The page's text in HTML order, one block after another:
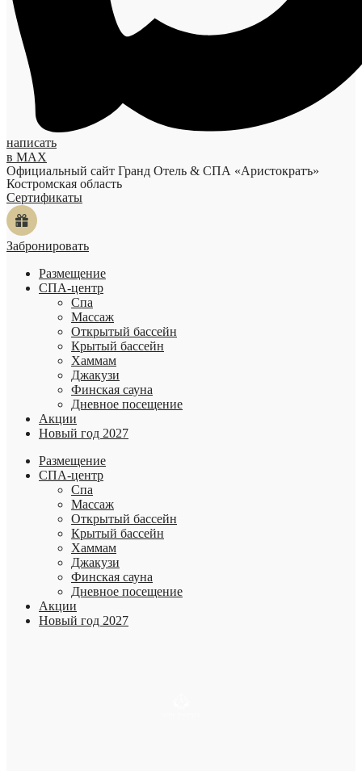
написать
в MAX
Официальный сайт Гранд Отель & СПА «Аристократъ»
Костромская область
Сертификаты
Забронировать
Размещение
СПА-центр
Спа
Массаж
Открытый бассейн
Крытый бассейн
Хаммам
Джакузи
Финская сауна
Дневное посещение
Акции
Новый год 2027
Размещение
СПА-центр
Спа
Массаж
Открытый бассейн
Крытый бассейн
Хаммам
Джакузи
Финская сауна
Дневное посещение
Акции
Новый год 2027